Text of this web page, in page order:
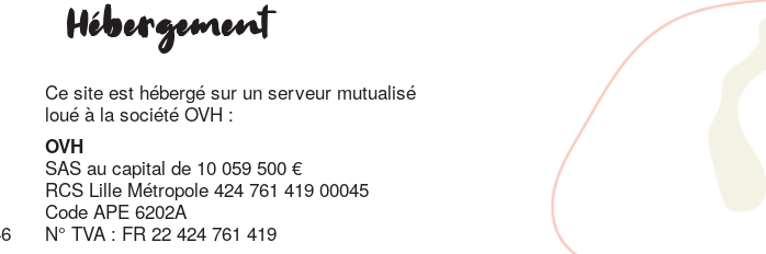
Hébergement
Ce site est hébergé sur un serveur mutualisé
loué à la société OVH :
OVH
SAS au capital de 10 059 500 €
RCS Lille Métropole 424 761 419 00045
Code APE 6202A
N° TVA : FR 22 424 761 419